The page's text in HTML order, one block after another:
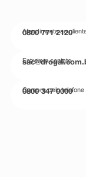
Atendimento ao
0800 771 2120
Entre em contato
Compre pelo telefone
0800 347 0000